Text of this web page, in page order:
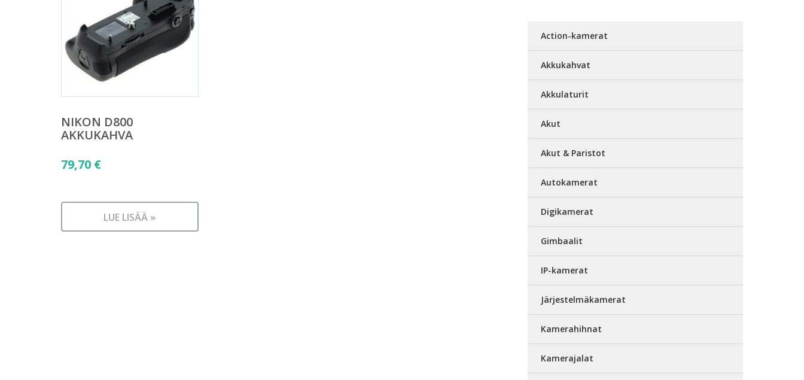
NIKON D800
AKKUKAHVA
79,70 €
LUE LISÄÄ »
Action-kamerat
Akkukahvat
Akkulaturit
Akut
Akut & Paristot
Autokamerat
Digikamerat
Gimbaalit
IP-kamerat
Järjestelmäkamerat
Kamerahihnat
Kamerajalat